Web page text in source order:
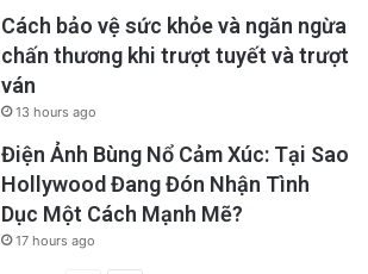
Cách bảo vệ sức khỏe và ngăn ngừa
chấn thương khi trượt tuyết và trượt
ván
13 hours ago
Điện Ảnh Bùng Nổ Cảm Xúc: Tại Sao
Hollywood Đang Đón Nhận Tình
Dục Một Cách Mạnh Mẽ?
17 hours ago